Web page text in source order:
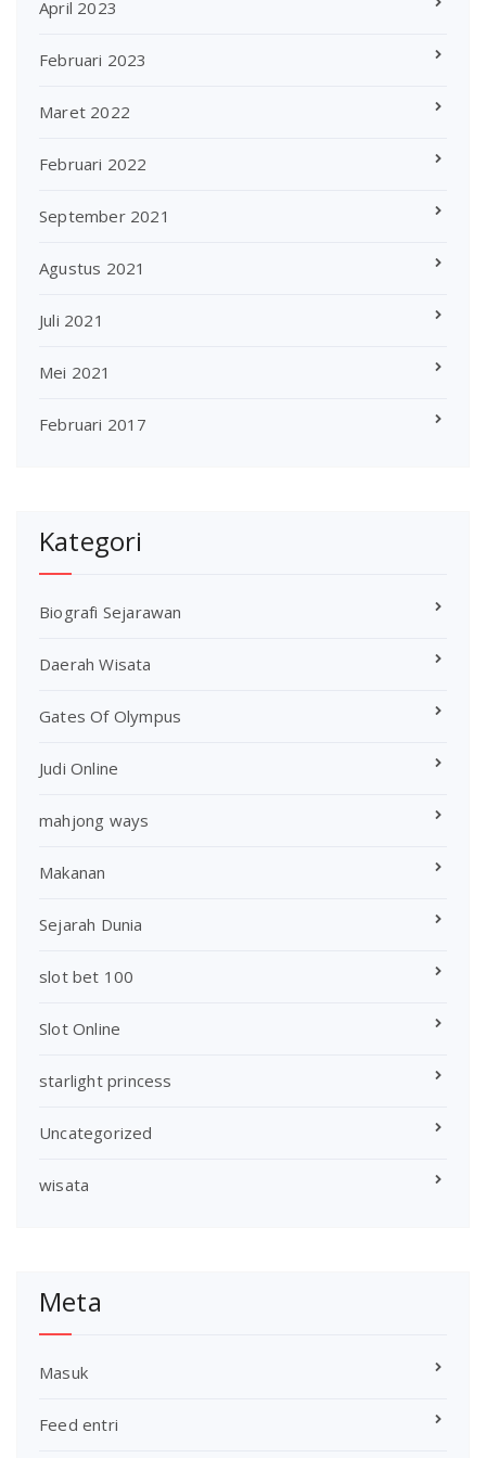
April 2023
Februari 2023
Maret 2022
Februari 2022
September 2021
Agustus 2021
Juli 2021
Mei 2021
Februari 2017
Kategori
Biografi Sejarawan
Daerah Wisata
Gates Of Olympus
Judi Online
mahjong ways
Makanan
Sejarah Dunia
slot bet 100
Slot Online
starlight princess
Uncategorized
wisata
Meta
Masuk
Feed entri